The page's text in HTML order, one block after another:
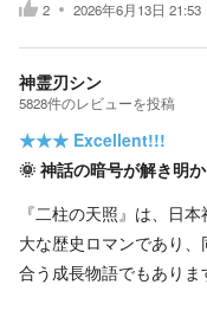
2 2026年6月13日 21:53
神霊刃シン
5828件のレビューを投稿
★★★ Excellent!!!
🌞 神話の暗号が解き明
『二柱の天照』は、日
大な歴史ロマンであり
合う成長物語でもありま